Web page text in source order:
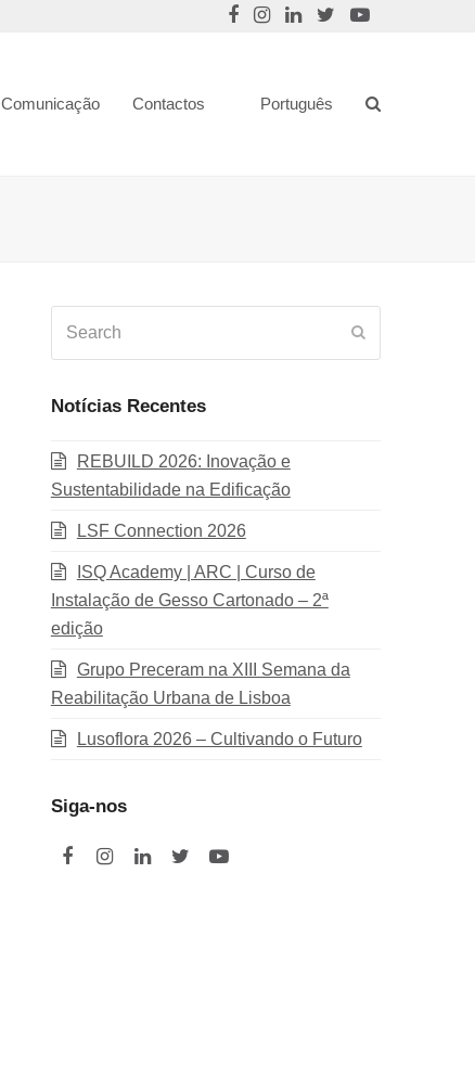
Comunicação Contactos Português
Notícias Recentes
REBUILD 2026: Inovação e
Sustentabilidade na Edificação
LSF Connection 2026
ISQ Academy | ARC | Curso de
Instalação de Gesso Cartonado – 2ª
edição
Grupo Preceram na XIII Semana da
Reabilitação Urbana de Lisboa
Lusoflora 2026 – Cultivando o Futuro
Siga-nos
F
I
L
Y